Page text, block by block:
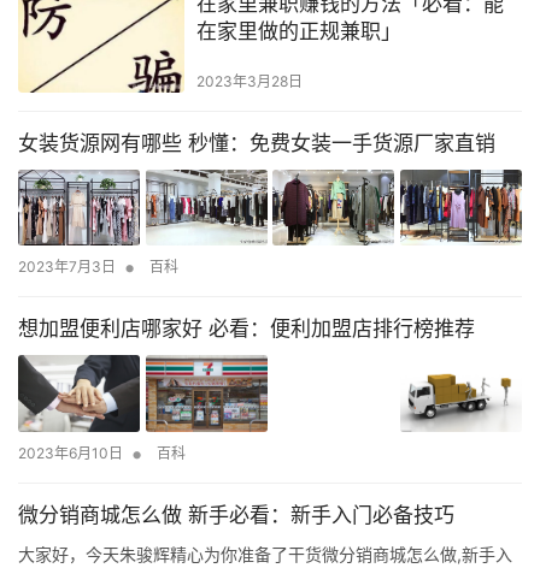
额超过财政部、国家税务总局规定的小规模纳税人标准的，除本办…
在家里做的正规兼职」
2023年3月28日
女装货源网有哪些 秒懂：免费女装一手货源厂家直销
2023年7月3日 • 百科
想加盟便利店哪家好 必看：便利加盟店排行榜推荐
2023年6月10日 • 百科
微分销商城怎么做 新手必看：新手入门必备技巧
大家好，今天朱骏辉精心为你准备了干货微分销商城怎么做,新手入